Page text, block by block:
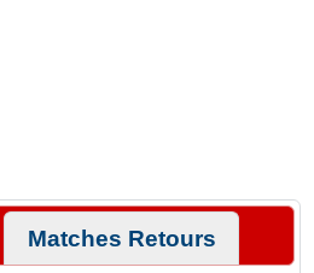
Matches Retours